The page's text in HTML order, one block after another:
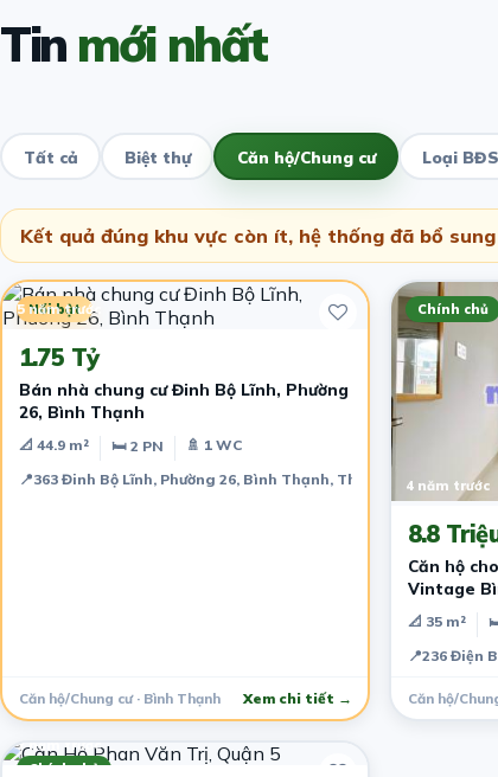
Tinmới nhất
Tất cả Biệt thự Căn hộ/Chung cư Loại
Kết quả đúng khu vực còn ít, hệ thống đã bổ
Nổi bật
5 năm trước
1.75 Tỷ
Bán nhà chung cư Đinh Bộ Lĩnh, Phường
26, Bình Thạnh
📐 44.9 m² 🛏 2 PN
🚿 1 WC
📍363 Đinh Bộ Lĩnh, Phường 26, Bình Thạnh, Thành phố Hồ Chí
Căn hộ/Chung cư · Bình Thạnh Xem chi tiết →
Chính chủ
4 năm trước
8.8
Căn hộ
Vintage
📐 35 m²
📍236 Điện
Căn hộ/
Chính chủ
7 năm trước